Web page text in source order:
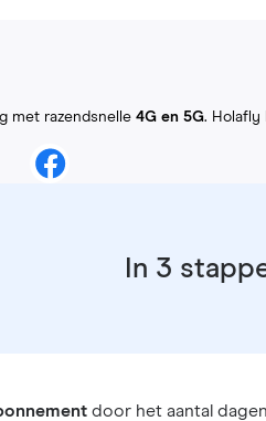
met razendsnelle 4G en 5G. Holafly
In 3
door het aantal